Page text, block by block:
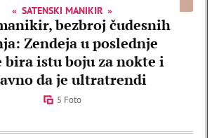
SATENSKI MANIKIR
bezbroj čudesnih
Zendeja u poslednje
bira istu boju za nokte i
da je ultratrendi
5 Foto